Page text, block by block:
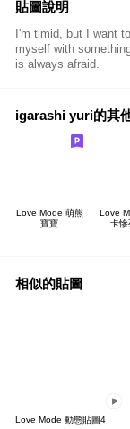
貼圖說明
I'm timid, but I want
myself with
is always afraid.
igarashi yuri的其
Love Mode 萌熊
寶寶
Love
卡慘
相似的貼圖
Love Mode 動態貼圖4